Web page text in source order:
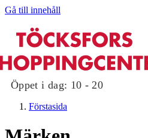
Gå till innehåll
Öppet i dag: 10 - 20
Förstasida